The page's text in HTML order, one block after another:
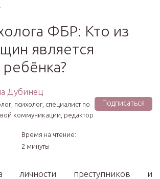
ФБР: Кто из
является
Дубинец
психолог, специалист по
коммуникации, редактор
Подписаться
Время на чтение:
2 минуты
личности преступников и